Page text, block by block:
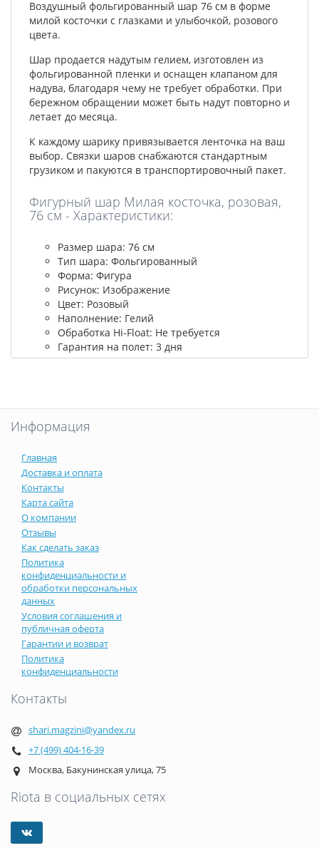
Воздушный фольгированный шар 76 см в форме
милой косточки с глазками и улыбочкой, розового
цвета.
Шар продается надутым гелием, изготовлен из
фольгированной пленки и оснащен клапаном для
надува, благодаря чему не требует обработки. При
бережном обращении может быть надут повторно и
летает до месяца.
К каждому шарику привязывается ленточка на ваш
выбор. Связки шаров снабжаются стандартным
грузиком и пакуются в транспортировочный пакет.
Фигурный шар Милая косточка, розовая,
76 см - Характеристики:
Размер шара: 76 см
Тип шара: Фольгированный
Форма: Фигура
Рисунок: Изображение
Цвет: Розовый
Наполнение: Гелий
Обработка Hi-Float: Не требуется
Гарантия на полет: 3 дня
Информация
Главная
Доставка и оплата
Контакты
Карта сайта
О компании
Отзывы
Как сделать заказ
Политика
конфиденциальности и
обработки персональных
данных
Условия соглашения и
публичная оферта
Гарантии и возврат
Политика
конфиденциальности
Контакты
shari.magzini@yandex.ru
+7 (499) 404-16-39
Москва, Бакунинская улица, 75
Riota в социальных сетях